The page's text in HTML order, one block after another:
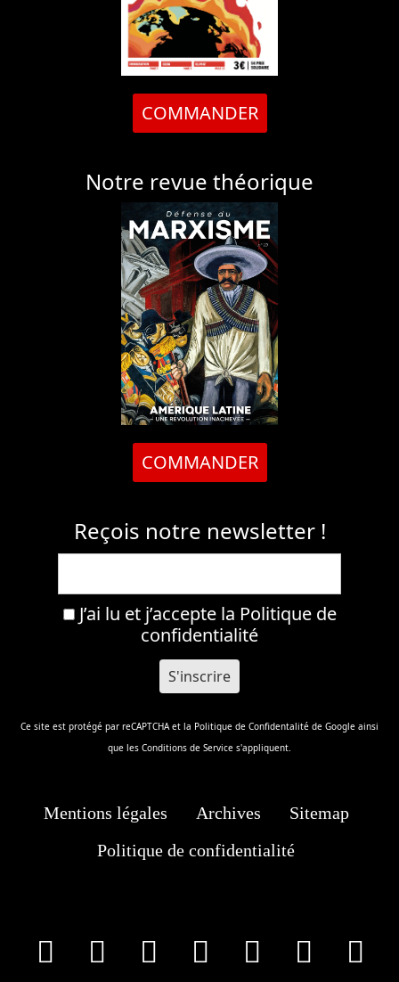
COMMANDER
Notre revue théorique
COMMANDER
Reçois notre newsletter !
J’ai lu et j’accepte la Politique de
confidentialité
Ce site est protégé par reCAPTCHA et la Politique de Confidentalité de Google ainsi
que les Conditions de Service s'appliquent.
Mentions légales Archives
Sitemap
Politique de confidentialité
facebookInstagram
Youtube
Tik Tok